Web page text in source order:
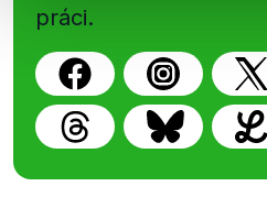
práci.